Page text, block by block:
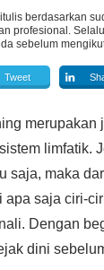
berdasarkan
profesional.
sebelum
Tweet
merupakan
limfatik.
saja, maka
apa saja ciri-
Dengan
dini